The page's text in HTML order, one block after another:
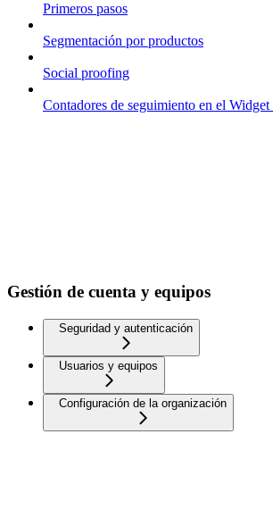
Primeros pasos
Segmentación por productos
Social proofing
Contadores de seguimiento en el
Gestión de cuenta y equipos
Seguridad y autenticación
Usuarios y equipos
Configuración de la organización